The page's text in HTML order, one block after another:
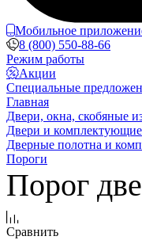
Мобильное
8 (800) 550-88-66
Режим работы
Акции
Специальные
Главная
Двери, окна, скобяные
Двери и комплектующие
Дверные полотна и
Пороги
Порог
Сравнить